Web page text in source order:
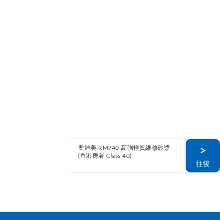
奧迪美 RM740 高強輕質維修砂漿
(香港房署 Class 40)
>
往後